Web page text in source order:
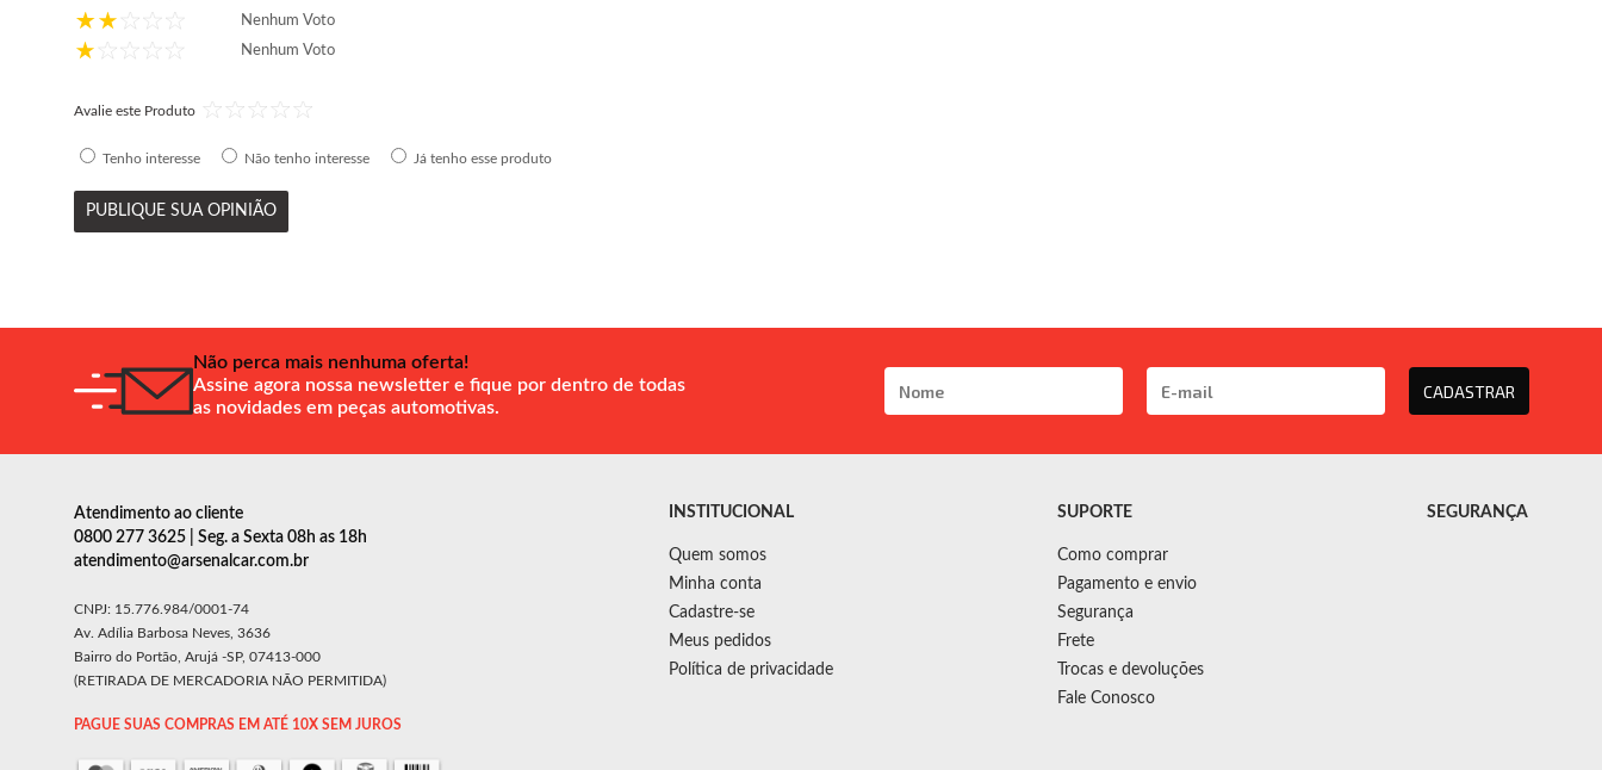
Nenhum Voto
Nenhum Voto
Avalie este Produto
Tenho interesse Não tenho interesse Já tenho esse produto
PUBLIQUE SUA OPINIÃO
Não perca mais nenhuma oferta!
Assine agora nossa newsletter e fique por dentro de todas
as novidades em peças automotivas.
CADASTRAR
Atendimento ao cliente
0800 277 3625 | Seg. a Sexta 08h as 18h
atendimento@arsenalcar.com.br
CNPJ: 15.776.984/0001-74
Av. Adília Barbosa Neves, 3636
Bairro do Portão, Arujá -SP, 07413-000
(RETIRADA DE MERCADORIA NÃO PERMITIDA)
PAGUE SUAS COMPRAS EM ATÉ 10X SEM JUROS
INSTITUCIONAL
Quem somos
Minha conta
Cadastre-se
Meus pedidos
Política de privacidade
SUPORTE
Como comprar
Pagamento e envio
Segurança
Frete
Trocas e devoluções
Fale Conosco
SEGURANÇA